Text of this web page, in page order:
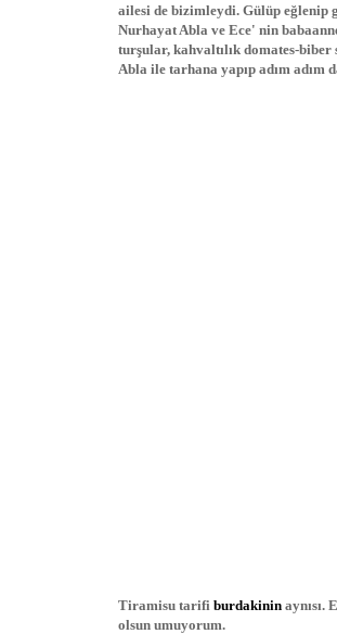
ailesi de bizimleydi. Gülüp eğlenip
Nurhayat Abla ve Ece' nin
turşular, kahvaltılık domates-biber
Abla ile tarhana yapıp adım
Tiramisu tarifi burdakinin aynısı.
olsun umuyorum.